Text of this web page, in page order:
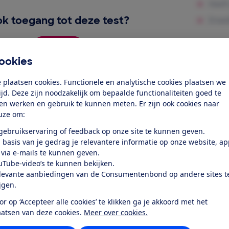
plaatsen cookies. Functionele en analytische cookies plaatsen we
Deze zijn noodzakelijk om bepaalde functionaliteiten goed te
werken en gebruik te kunnen meten. Er zijn ook cookies naar
om:
of feedback op onze site te kunnen geven.
basis van je gedrag je relevantere informatie op onze website,
e-mails te kunnen geven.
video’s te kunnen bekijken.
aanbiedingen van de Consumentenbond op andere sites
op ‘Accepteer alle cookies’ te klikken ga je akkoord met het
van deze cookies. Meer over cookies.
toegang tot deze test?
Al lid? Log in
dit product
door de Consumentenbond
KFN 4797 AD edt/cs is een vrijstaande koelkast met
cm, een breedte van 59,9 cm en een diepte van 71,7